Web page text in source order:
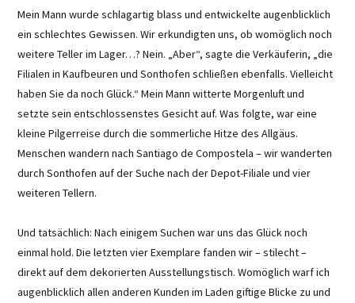
Mein Mann wurde schlagartig blass und entwickelte augenblicklich
ein schlechtes Gewissen. Wir erkundigten uns, ob womöglich noch
weitere Teller im Lager…? Nein. „Aber“, sagte die Verkäuferin, „die
Filialen in Kaufbeuren und Sonthofen schließen ebenfalls. Vielleicht
haben Sie da noch Glück.“ Mein Mann witterte Morgenluft und
setzte sein entschlossenstes Gesicht auf. Was folgte, war eine
kleine Pilgerreise durch die sommerliche Hitze des Allgäus.
Menschen wandern nach Santiago de Compostela – wir wanderten
durch Sonthofen auf der Suche nach der Depot-Filiale und vier
weiteren Tellern.
Und tatsächlich: Nach einigem Suchen war uns das Glück noch
einmal hold. Die letzten vier Exemplare fanden wir – stilecht –
direkt auf dem dekorierten Ausstellungstisch. Womöglich warf ich
augenblicklich allen anderen Kunden im Laden giftige Blicke zu und